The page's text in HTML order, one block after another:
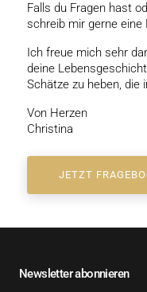
Falls du Fragen hast
schreib mir gerne eine
Ich freue mich sehr
deine
Schätze zu heben, die
Von Herzen
Christina
JETZT
Newsletter abonnieren